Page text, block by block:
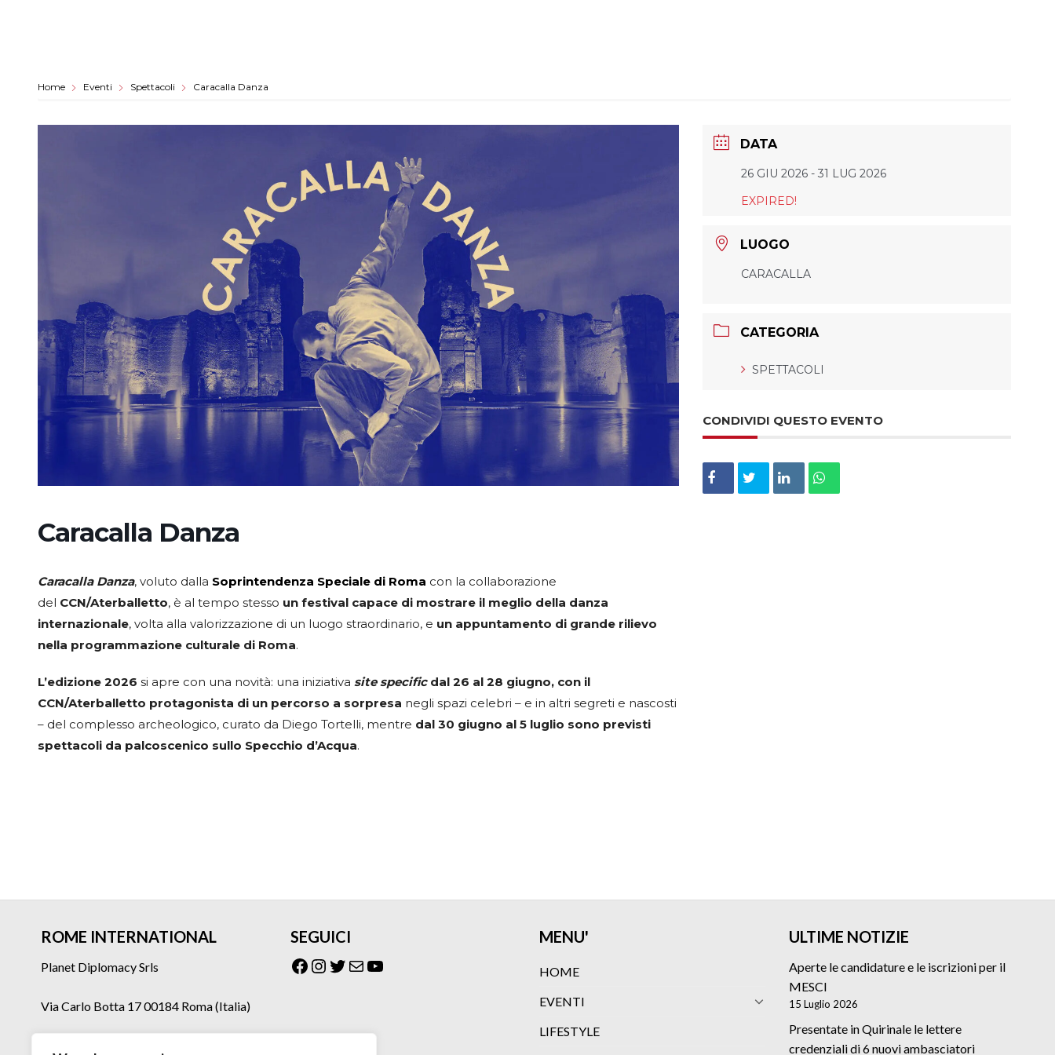
Home Eventi Spettacoli Caracalla Danza
Caracalla Danza
Caracalla Danza, voluto dalla Soprintendenza Speciale di Roma con la collaborazione
del CCN/Aterballetto, è al tempo stesso un festival capace di mostrare il meglio della danza
internazionale, volta alla valorizzazione di un luogo straordinario, e un appuntamento di grande rilievo
nella programmazione culturale di Roma.
L’edizione 2026 si apre con una novità: una iniziativa site specificdal 26 al 28 giugno, con il
CCN/Aterballetto protagonista di un percorso a sorpresa negli spazi celebri – e in altri segreti e nascosti
– del complesso archeologico, curato da Diego Tortelli, mentre dal 30 giugno al 5 luglio sono previsti
spettacoli da palcoscenico sullo Specchio d’Acqua.
DATA
26 GIU 2026- 31 LUG 2026
EXPIRED!
LUOGO
CARACALLA
CATEGORIA
SPETTACOLI
CONDIVIDI QUESTO EVENTO
ROME INTERNATIONAL
Planet Diplomacy Srls
Via Carlo Botta 17 00184 Roma (Italia)
SEGUICI
Facebook
Instagram
Twitter
EmailYouTube
MENU'
HOME
EVENTI
LIFESTYLE
ULTIME NOTIZIE
Aperte le candidature e le iscrizioni per il
MESCI
15 Luglio 2026
Presentate in Quirinale le lettere
credenziali di 6 nuovi ambasciatori